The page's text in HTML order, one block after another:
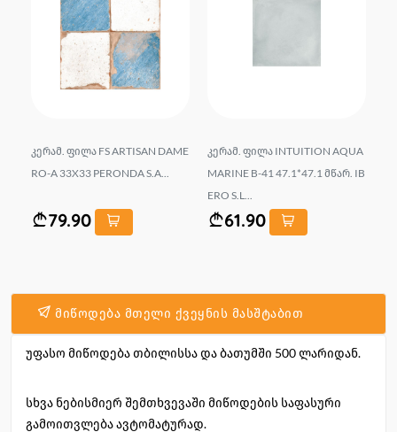
კერამ. ფილა FS ARTISAN DAME
RO-A 33X33 PERONDA S.A...
79.90
კერამ. ფილა INTUITION AQUA
MARINE B-41 47.1*47.1 მწარ. IB
ERO S.L...
61.90
მიწოდება მთელი ქვეყნის მასშტაბით
უფასო მიწოდება თბილისსა და ბათუმში 500 ლარიდან.
სხვა ნებისმიერ შემთხვევაში მიწოდების საფასური
გამოითვლება ავტომატურად.